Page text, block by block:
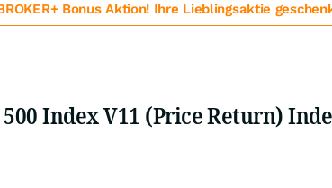
Bonus Aktion! Ihre Lieblingsaktie
Index V11 (Price Return)